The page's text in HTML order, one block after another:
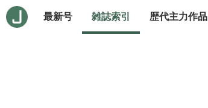
最新号 雑誌索引 歴代主力作品